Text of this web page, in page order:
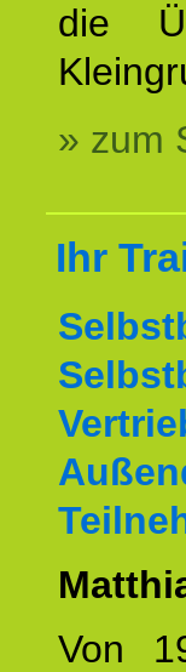
die
» zum
Ihr
Von